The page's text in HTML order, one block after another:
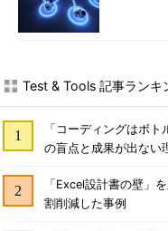
Test & Tools 記事ランキ
「コーディングはボ
の盲点と成果が出ない
「Excel設計書の壁」
割削減した事例